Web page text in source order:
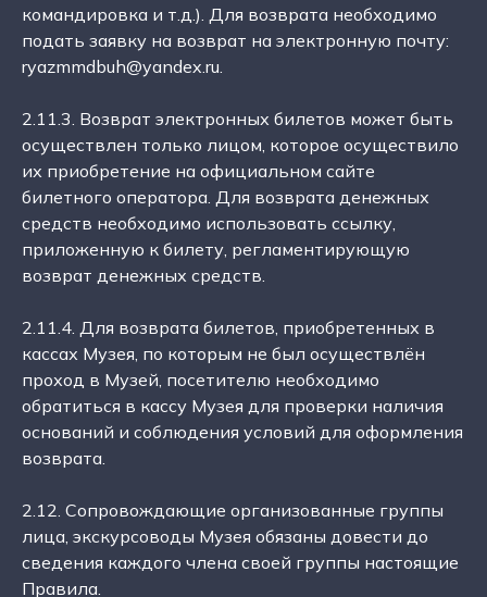
командировка и т.д.). Для возврата необходимо
подать заявку на возврат на электронную почту:
ryazmmdbuh@yandex.ru.
2.11.3. Возврат электронных билетов может быть
осуществлен только лицом, которое осуществило
их приобретение на официальном сайте
билетного оператора. Для возврата денежных
средств необходимо использовать ссылку,
приложенную к билету, регламентирующую
возврат денежных средств.
2.11.4. Для возврата билетов, приобретенных в
кассах Музея, по которым не был осуществлён
проход в Музей, посетителю необходимо
обратиться в кассу Музея для проверки наличия
оснований и соблюдения условий для оформления
возврата.
2.12. Сопровождающие организованные группы
лица, экскурсоводы Музея обязаны довести до
сведения каждого члена своей группы настоящие
Правила.